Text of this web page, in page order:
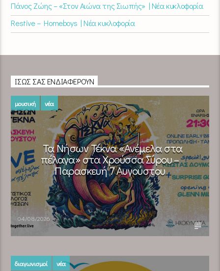
Πάνος Ζώης – «Στον Αιώνα της Σιωπής» | Νέα κυκλοφορία
Restive – Homeboys | Νέα κυκλοφορία
ΊΣΩΣ ΣΑΣ ΕΝΔΙΑΦΈΡΟΥΝ
μουσική νέα
Τα Νήσων Τέκνα «Ανέμελα στα
πέλαγα» στα Χρούσσα Σύρου –
Παρασκευή 7 Αυγούστου
04/08/2026
διαγωνισμοί νέα